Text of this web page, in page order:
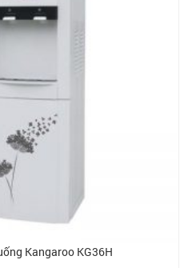
Kangaroo KG36H